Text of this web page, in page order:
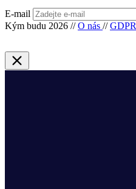
E-mail
Kým budu 2026 // O nás // GDPR